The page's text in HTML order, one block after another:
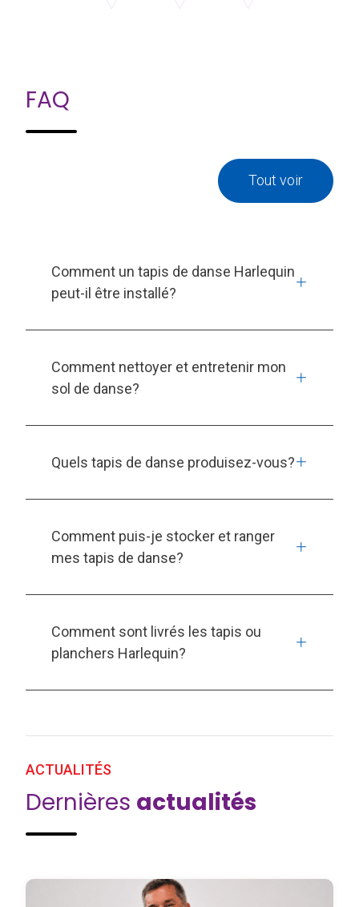
FAQ
Tout voir
Comment un tapis de danse Harlequin
peut-il être installé?
Comment nettoyer et entretenir mon
sol de danse?
Quels tapis de danse produisez-vous?
Comment puis-je stocker et ranger
mes tapis de danse?
Comment sont livrés les tapis ou
planchers Harlequin?
ACTUALITÉS
Dernières actualités